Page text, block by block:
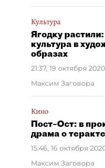
Культура
Ягодку
культура в
образах
21:37, 19 октября 2020
Максим Заговора
Кино
Пост–Ост: в
драма о
15:46, 16 октября
Максим Заговора